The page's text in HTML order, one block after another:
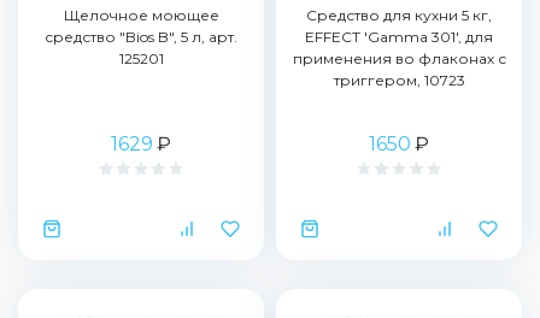
Щелочное моющее
средство "Bios B", 5 л, арт.
125201
1629 ₽
Средство для кухни 5 кг,
EFFECT 'Gamma 301', для
применения во флаконах с
триггером, 10723
1650 ₽